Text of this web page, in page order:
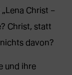
Christ –
Christ, statt
davon?
und ihre